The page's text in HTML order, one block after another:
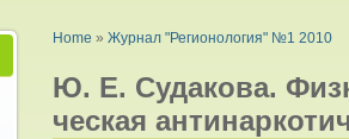
YOU ARE HERE
Home » Журнал "Регионология" №1 2010
Ю. Е. Судакова.
ческая